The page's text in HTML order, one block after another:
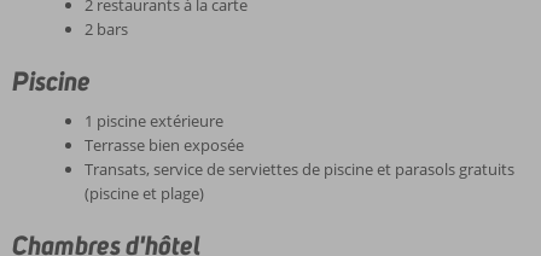
2 restaurants à la carte
2 bars
Piscine
1 piscine extérieure
Terrasse bien exposée
Transats, service de serviettes de piscine et parasols gratuits
(piscine et plage)
Chambres d'hôtel